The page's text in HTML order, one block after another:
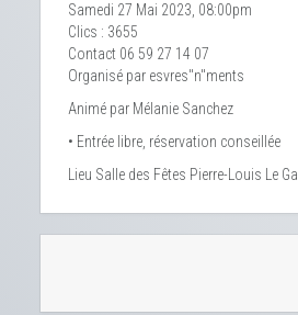
Samedi 27 Mai 2023, 08:00pm
Clics : 3655
Contact 06 59 27 14 07
Organisé par esvres"n"ments
Animé par Mélanie Sanchez
• Entrée libre, réservation conseillée
Lieu Salle des Fêtes Pierre-Louis Le Gall